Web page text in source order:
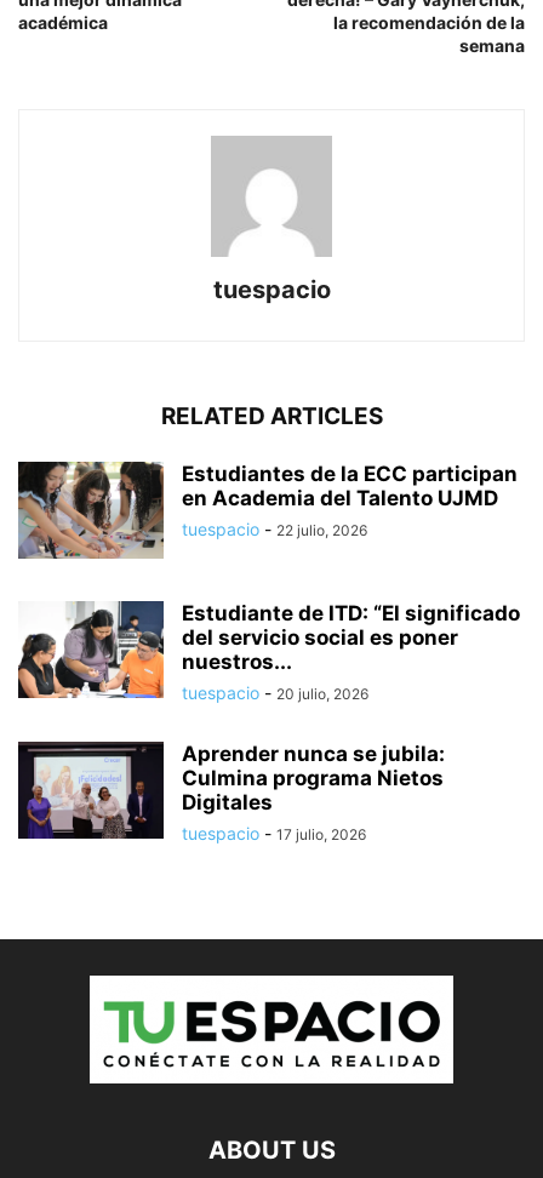
académica
la recomendación de la
semana
tuespacio
RELATED ARTICLES
Estudiantes de la ECC participan
en Academia del Talento UJMD
tuespacio - 22 julio, 2026
Estudiante de ITD: “El significado
del servicio social es poner
nuestros...
tuespacio - 20 julio, 2026
Aprender nunca se jubila:
Culmina programa Nietos
Digitales
tuespacio - 17 julio, 2026
ABOUT US